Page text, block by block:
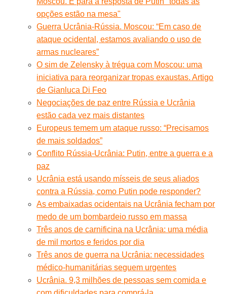
opções estão na mesa"
Guerra Ucrânia-Rússia. Moscou: “Em caso de
ataque ocidental, estamos avaliando o uso de
armas nucleares”
O sim de Zelensky à trégua com Moscou: uma
iniciativa para reorganizar tropas exaustas. Artigo
de Gianluca Di Feo
Negociações de paz entre Rússia e Ucrânia
estão cada vez mais distantes
Europeus temem um ataque russo: “Precisamos
de mais soldados”
Conflito Rússia-Ucrânia: Putin, entre a guerra e a
paz
Ucrânia está usando mísseis de seus aliados
contra a Rússia, como Putin pode responder?
As embaixadas ocidentais na Ucrânia fecham por
medo de um bombardeio russo em massa
Três anos de carnificina na Ucrânia: uma média
de mil mortos e feridos por dia
Três anos de guerra na Ucrânia: necessidades
médico-humanitárias seguem urgentes
Ucrânia. 9,3 milhões de pessoas sem comida e